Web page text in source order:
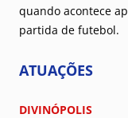
quando acontece
partida de futebol.
ATUAÇÕES
DIVINÓPOLIS